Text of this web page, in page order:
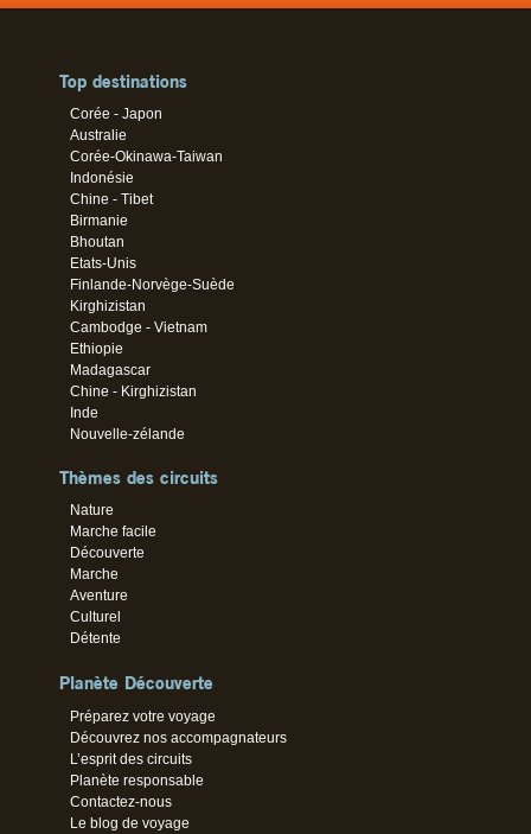
Top destinations
Corée - Japon
Australie
Corée-Okinawa-Taiwan
Indonésie
Chine - Tibet
Birmanie
Bhoutan
Etats-Unis
Finlande-Norvège-Suède
Kirghizistan
Cambodge - Vietnam
Ethiopie
Madagascar
Chine - Kirghizistan
Inde
Nouvelle-zélande
Thèmes des circuits
Nature
Marche facile
Découverte
Marche
Aventure
Culturel
Détente
Planète Découverte
Préparez votre voyage
Découvrez nos accompagnateurs
L’esprit des circuits
Planète responsable
Contactez-nous
Le blog de voyage